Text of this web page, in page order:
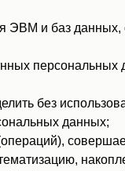
и баз данных,
персональных
без
данных;